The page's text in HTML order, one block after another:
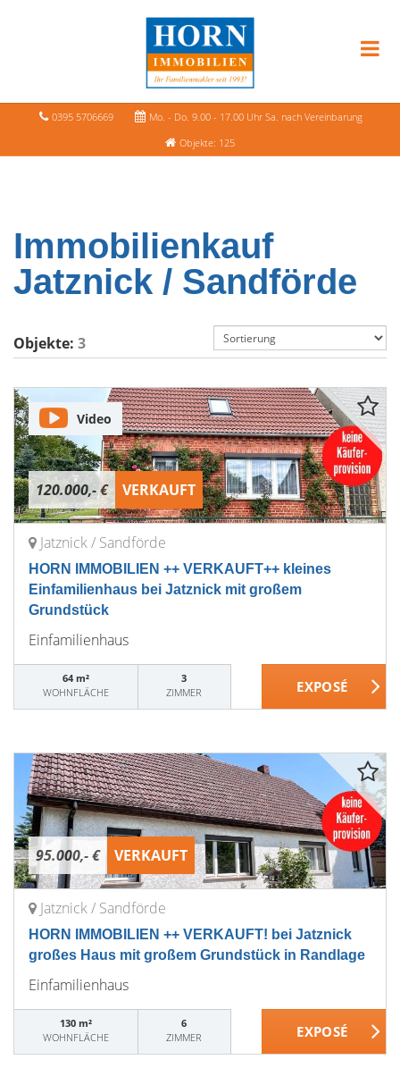
0395 5706669
Mo. - Do. 9.00 - 17.00 Uhr Sa. nach Vereinbarung
Objekte: 125
Immobilienkauf
Jatznick / Sandförde
Objekte: 3
120.000,- € VERKAUFT
Video
Jatznick / Sandförde
HORN IMMOBILIEN ++ VERKAUFT++ kleines
Einfamilienhaus bei Jatznick mit großem
Grundstück
Einfamilienhaus
64 m²
WOHNFLÄCHE
3
ZIMMER
95.000,- € VERKAUFT
Jatznick / Sandförde
HORN IMMOBILIEN ++ VERKAUFT! bei Jatznick
großes Haus mit großem Grundstück in Randlage
Einfamilienhaus
130 m²
WOHNFLÄCHE
6
ZIMMER